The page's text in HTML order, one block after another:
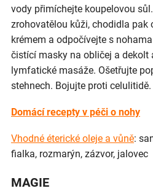
vody přimíchejte koupelovou
zrohovatělou kůži, chodidla pak
krémem a odpočívejte s
čistící masky na obličej a dekolt
lymfatické masáže. Ošetřujte
stehnech. Bojujte proti celulitidě.
Domácí recepty v péči o nohy
Vhodné éterické oleje a vůně:
fialka, rozmarýn, zázvor, jalovec
MAGIE